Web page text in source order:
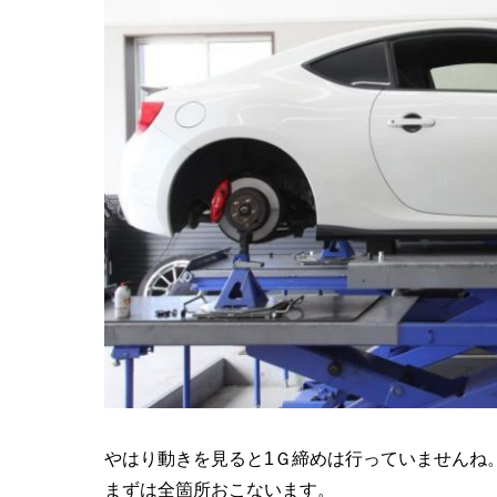
やはり動きを見ると1Ｇ締めは行っていませんね
まずは全箇所おこないます。